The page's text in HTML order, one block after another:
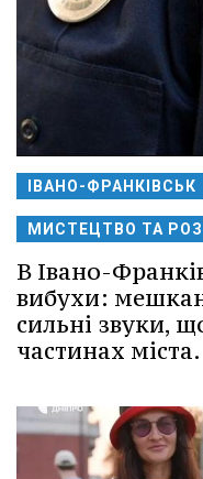
ІВАНО-ФРАНКІВСЬК
МИСТЕЦТВО ТА
В Івано-
вибухи:
сильні звуки,
частинах міста.